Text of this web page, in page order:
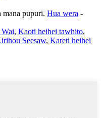
pupuri. Hua wera -
, Kaoti heihei tawhito,
Seesaw, Kareti heihei